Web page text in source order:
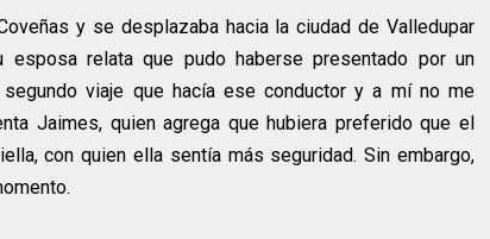
y se desplazaba hacia la ciudad de Valledupar
relata que pudo haberse presentado por un
segundo viaje que hacía ese conductor y a mí no me
Jaimes, quien agrega que hubiera preferido que el
con quien ella sentía más seguridad. Sin embargo,